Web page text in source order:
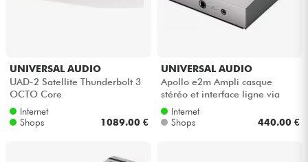
UNIVERSAL AUDIO
UAD-2 Satellite Thunderbolt 3
OCTO Core
Internet
Shops
1089.00 €
UNIVERSAL AUDIO
Apollo e2m Ampli casque
stéréo et interface ligne via
DANTE
Internet
Shops
440.00 €